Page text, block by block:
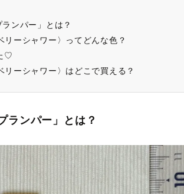
ンパー」とは？
リーシャワー〉ってどんな色？
♡
リーシャワー〉はどこで買える？
ランパー」とは？